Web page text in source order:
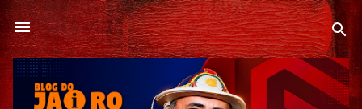
Pular para o conteúdo principal